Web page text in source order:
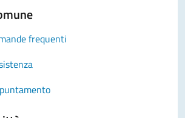
frequenti